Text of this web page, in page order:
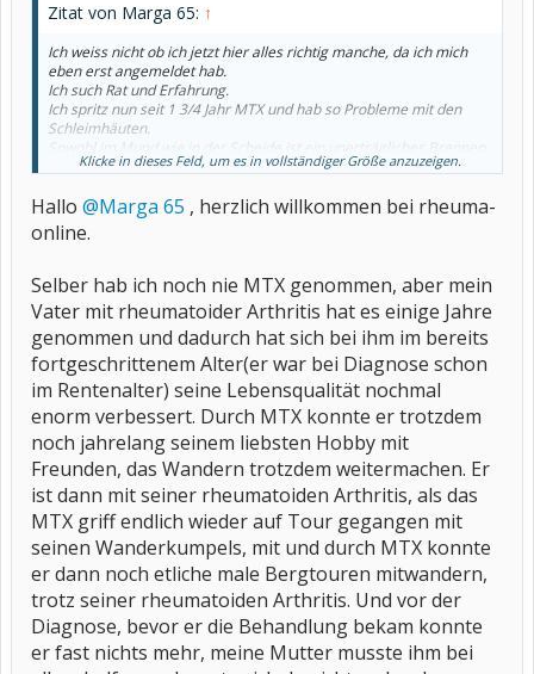
Zitat von Marga 65: ↑
Ich weiss nicht ob ich jetzt hier alles richtig manche, da ich mich
eben erst angemeldet hab.
Ich such Rat und Erfahrung.
Ich spritz nun seit 1 3/4 Jahr MTX und hab so Probleme mit den
Schleimhäuten.
Sowohl im Mund wie in der Scheide ist ein unerträgliches Brennen
bald Dauerzustand und ich verzweifle immer mehr.
Geht es anderen gleich‍♀️
Klicke in dieses Feld, um es in vollständiger Größe anzuzeigen.
Hallo @Marga 65 , herzlich willkommen bei rheuma-
online.
Selber hab ich noch nie MTX genommen, aber mein
Vater mit rheumatoider Arthritis hat es einige Jahre
genommen und dadurch hat sich bei ihm im bereits
fortgeschrittenem Alter(er war bei Diagnose schon
im Rentenalter) seine Lebensqualität nochmal
enorm verbessert. Durch MTX konnte er trotzdem
noch jahrelang seinem liebsten Hobby mit
Freunden, das Wandern trotzdem weitermachen. Er
ist dann mit seiner rheumatoiden Arthritis, als das
MTX griff endlich wieder auf Tour gegangen mit
seinen Wanderkumpels, mit und durch MTX konnte
er dann noch etliche male Bergtouren mitwandern,
trotz seiner rheumatoiden Arthritis. Und vor der
Diagnose, bevor er die Behandlung bekam konnte
er fast nichts mehr, meine Mutter musste ihm bei